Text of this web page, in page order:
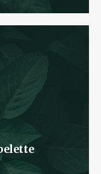
chênes